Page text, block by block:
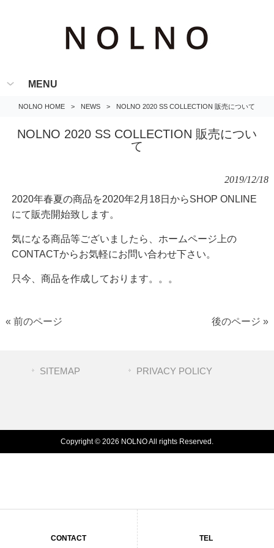
MENU
NOLNO HOME > NEWS > NOLNO 2020 SS COLLECTION 販売について
NOLNO 2020 SS COLLECTION 販売につい
て
2019/12/18
2020年春夏の商品を2020年2月18日からSHOP ONLINE
にて販売開始致します。
気になる商品等ございましたら、ホームページ上の
CONTACTからお気軽にお問い合わせ下さい。
只今、商品を作成しております。。。
« 前のページ 後のページ »
SITEMAP PRIVACY POLICY
Copyright © 2026 NOLNO All rights Reserved.
CONTACT TEL